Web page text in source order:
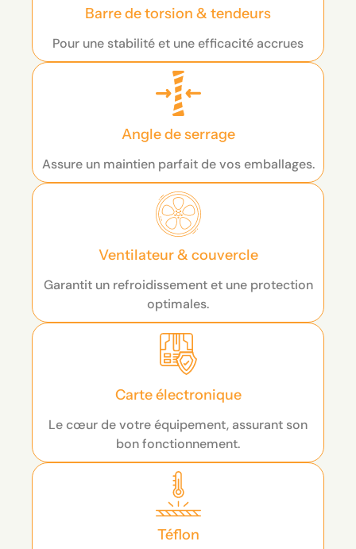
Barre de torsion & tendeurs
Pour une stabilité et une efficacité accrues
Angle de serrage
Assure un maintien parfait de vos emballages.
Ventilateur & couvercle
Garantit un refroidissement et une protection
optimales.
Carte électronique
Le cœur de votre équipement, assurant son
bon fonctionnement.
Téflon